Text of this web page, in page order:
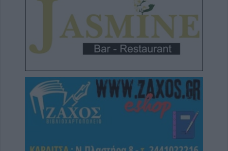
Καρδίτσας (+Φωτο +Βίντεο)
5 Αυγούστου 2026, 20:42
Ο Φονσέκα απέκλεισε τον Τσιτσιπά από το
Masters του Μόντρεαλ
Το Σάββατο 8 Αυγούστου το 40ήμερο
μνημόσυνο της Κωνσταντίας Γεωρ.
Γιαννουσά - Τσιούκα
5 Αυγούστου 2026, 20:25